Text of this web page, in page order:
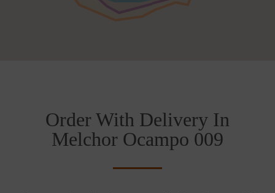
Order With Delivery In
Melchor Ocampo 009